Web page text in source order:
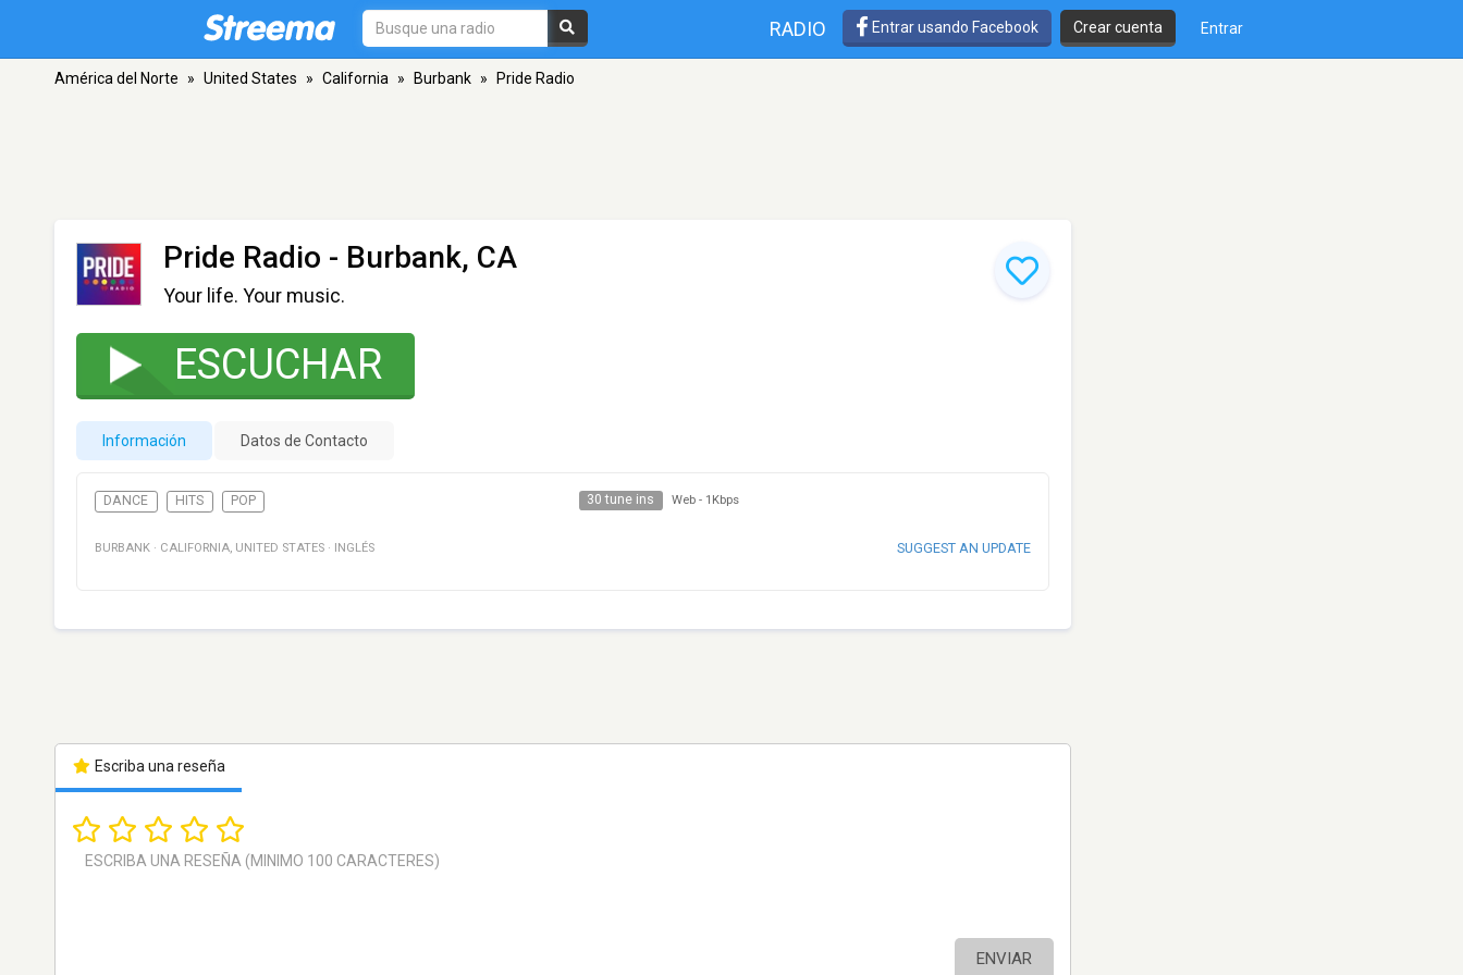
RADIO Entrar usando Facebook Crear cuenta Entrar
América del Norte » United States » California » Burbank » Pride Radio
Pride Radio - Burbank, CA
Your life. Your music.
ESCUCHAR
Información Datos de Contacto
DANCE HITS POP 30 tune ins Web - 1Kbps
BURBANK · CALIFORNIA, UNITED STATES · INGLÉS SUGGEST AN UPDATE
Escriba una reseña
ENVIAR